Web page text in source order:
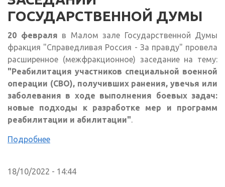
ГОСУДАРСТВЕННОЙ ДУМЫ
20 февраля в Малом зале Государственной Думы
фракция "Справедливая Россия - За правду" провела
расширенное (межфракционное) заседание на тему:
"Реабилитация участников специальной военной
операции (СВО), получивших ранения, увечья или
заболевания в ходе выполнения боевых задач:
новые подходы к разработке мер и программ
реабилитации и абилитации".
Подробнее
18/10/2022 - 14:44